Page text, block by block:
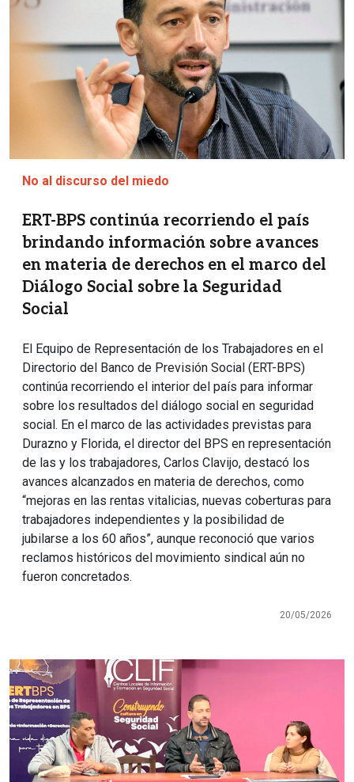
No al discurso del miedo
ERT-BPS continúa recorriendo el país
brindando información sobre avances
en materia de derechos en el marco del
Diálogo Social sobre la Seguridad
Social
El Equipo de Representación de los Trabajadores en el
Directorio del Banco de Previsión Social (ERT-BPS)
continúa recorriendo el interior del país para informar
sobre los resultados del diálogo social en seguridad
social. En el marco de las actividades previstas para
Durazno y Florida, el director del BPS en representación
de las y los trabajadores, Carlos Clavijo, destacó los
avances alcanzados en materia de derechos, como
“mejoras en las rentas vitalicias, nuevas coberturas para
trabajadores independientes y la posibilidad de
jubilarse a los 60 años”, aunque reconoció que varios
reclamos históricos del movimiento sindical aún no
fueron concretados.
20/05/2026
Imagen